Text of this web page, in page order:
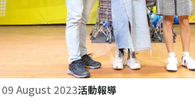
09 August 2023活動報導